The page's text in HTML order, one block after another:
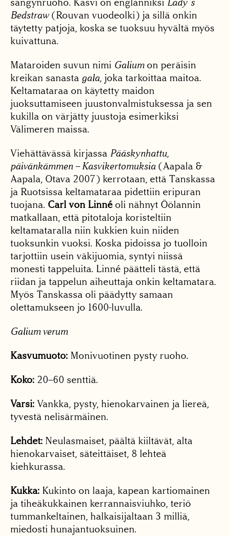
sängynruoho. Kasvi on englanniksi Lady´s
Bedstraw(Rouvan vuodeolki) ja sillä onkin
täytetty patjoja, koska se tuoksuu hyvältä myös
kuivattuna.
Mataroiden suvun nimi Galium on peräisin
kreikan sanasta gala, joka tarkoittaa maitoa.
Keltamataraa on käytetty maidon
juoksuttamiseen juustonvalmistuksessa ja sen
kukilla on värjätty juustoja esimerkiksi
Välimeren maissa.
Viehättävässä kirjassa Pääskynhattu,
päivänkämmen – Kasvikertomuksia (Aapala &
Aapala, Otava 2007) kerrotaan, että Tanskassa
ja Ruotsissa keltamataraa pidettiin eripuran
tuojana. Carl von Linné oli nähnyt Öölannin
matkallaan, että pitotaloja koristeltiin
keltamataralla niin kukkien kuin niiden
tuoksunkin vuoksi. Koska pidoissa jo tuolloin
tarjottiin usein väkijuomia, syntyi niissä
monesti tappeluita. Linné päätteli tästä, että
riidan ja tappelun aiheuttaja onkin keltamatara.
Myös Tanskassa oli päädytty samaan
olettamukseen jo 1600-luvulla.
Galium verum
Kasvumuoto: Monivuotinen pysty ruoho.
Koko: 20–60 senttiä.
Varsi: Vankka, pysty, hienokarvainen ja liereä,
tyvestä nelisärmäinen.
Lehdet: Neulasmaiset, päältä kiiltävät, alta
hienokarvaiset, säteittäiset, 8 lehteä
kiehkurassa.
Kukka: Kukinto on laaja, kapean kartiomainen
ja tiheäkukkainen kerrannaisviuhko, teriö
tummankeltainen, halkaisijaltaan 3 milliä,
miedosti hunajantuoksuinen.